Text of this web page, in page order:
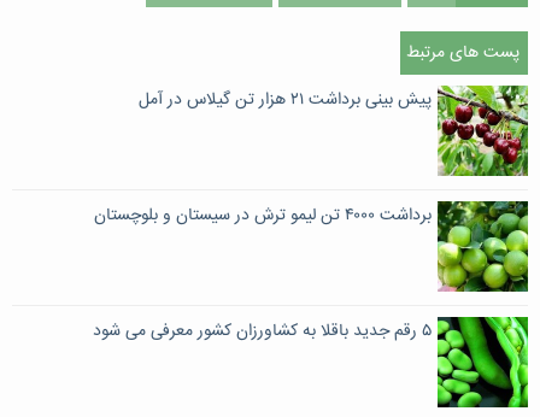
پست های مرتبط
پیش بینی برداشت ۲۱ هزار تن گیلاس در آمل
برداشت ۴۰۰۰ تن لیمو ترش در سیستان و بلوچستان
۵ رقم جدید باقلا به کشاورزان کشور معرفی می شود